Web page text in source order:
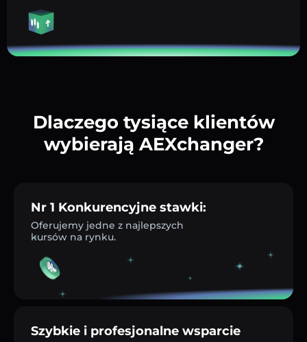
Dlaczego tysiące klientów
wybierają AEXchanger?
Nr 1 Konkurencyjne stawki:
Oferujemy jedne z najlepszych
kursów na rynku.
Szybkie i profesjonalne wsparcie